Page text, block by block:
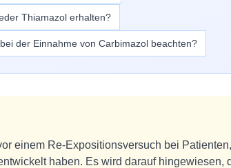
Thiamazol erhalten?
der Einnahme von Carbimazol beachten?
einem Re-Expositionsversuch bei
haben. Es wird darauf hingewiesen,